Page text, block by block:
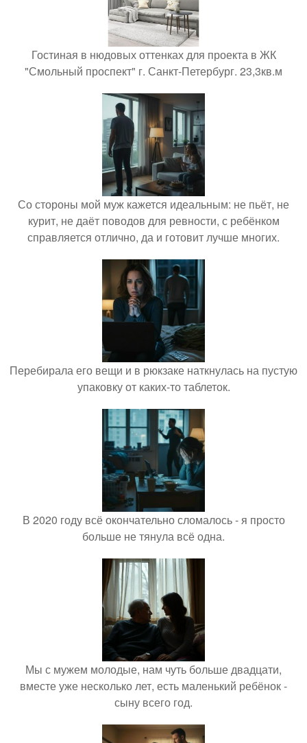
Гостиная в нюдовых оттенках для проекта в ЖК
"Смольный проспект" г. Санкт-Петербург. 23,3кв.м
Со стороны мой муж кажется идеальным: не пьёт, не
курит, не даёт поводов для ревности, с ребёнком
справляется отлично, да и готовит лучше многих.
Перебирала его вещи и в рюкзаке наткнулась на пустую
упаковку от каких-то таблеток.
В 2020 году всё окончательно сломалось - я просто
больше не тянула всё одна.
Мы с мужем молодые, нам чуть больше двадцати,
вместе уже несколько лет, есть маленький ребёнок -
сыну всего год.